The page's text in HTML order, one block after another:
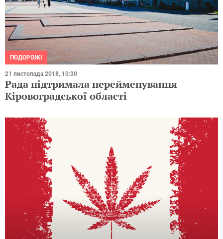
ПОДОРОЖІ
21 листопада 2018, 10:30
Рада підтримала перейменування
Кіровоградської області